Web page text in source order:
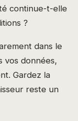
continue-t-elle
?
dans le
vos données,
Gardez la
reste un